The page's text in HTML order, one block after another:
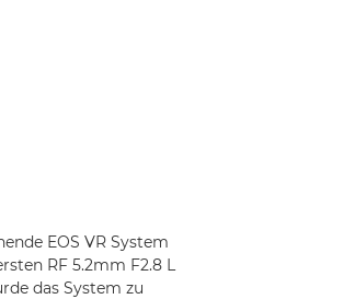
EOS VR System
RF 5.2mm F2.8 L
das System zu